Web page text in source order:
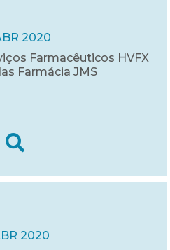
2020
Farmacêuticos HVFX
Farmácia JMS
2020